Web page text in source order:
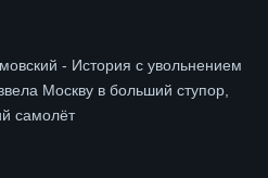
- История с увольнением
Москву в больший ступор,
самолёт